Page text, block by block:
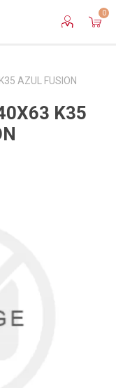
0
AZUL FUSION
K35